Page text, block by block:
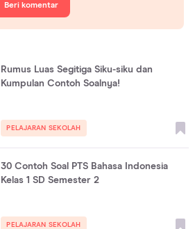
Beri komentar
Rumus Luas Segitiga Siku-siku dan
Kumpulan Contoh Soalnya!
PELAJARAN SEKOLAH
30 Contoh Soal PTS Bahasa Indonesia
Kelas 1 SD Semester 2
PELAJARAN SEKOLAH